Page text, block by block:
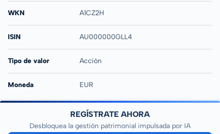
WKN A1CZ2H
ISIN AU000000GLL4
Tipo de valor Acción
Moneda EUR
REGÍSTRATE AHORA
Desbloquea la gestión patrimonial impulsada por IA